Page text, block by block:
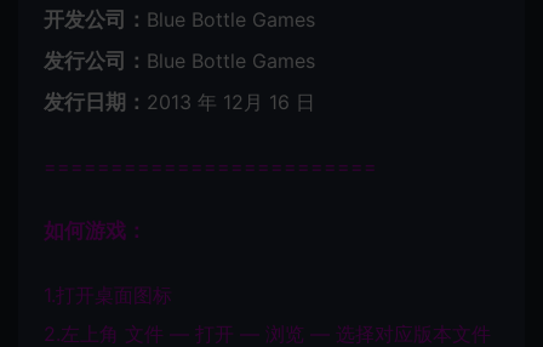
开发公司： Blue Bottle Games
发行公司： Blue Bottle Games
发行日期： 2013 年 12月 16 日
=========================
如何游戏：
1.打开桌面图标
2.左上角 文件 — 打开 — 浏览 — 选择对应版本文件